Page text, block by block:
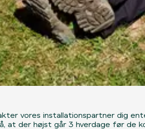
vores installationspartner dig
at der højst går 3 hverdage før de